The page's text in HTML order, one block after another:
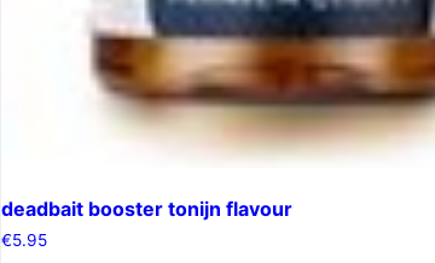
deadbait booster tonijn flavour
€5.95